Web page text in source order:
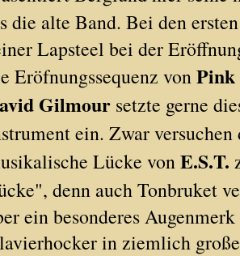
die alte Band. Bei den
Lapsteel bei der
Eröfnungssequenz vonPink
Gilmour setzte gerne
ein. Zwar
Lücke vonE.S.T.
denn auch Tonbruket
ein besonderes
in ziemlich